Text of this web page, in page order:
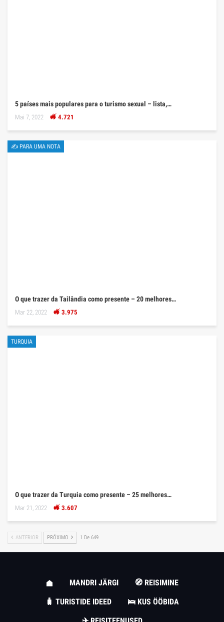
5 países mais populares para o turismo sexual – lista,…
Mai 7, 2022 4.721
✍ PARA UMA NOTA
O que trazer da Tailândia como presente – 20 melhores…
Mar 22, 2022 3.975
TURQUIA
O que trazer da Turquia como presente – 25 melhores…
Mar 21, 2022 3.607
ANTERIOR PRÓXIMO 1 De 649
MANDRI JÄRGI
🧭 REISIMINE
🧳 TURISTIDE IDEED
🛌 KUS ÖÖBIDA